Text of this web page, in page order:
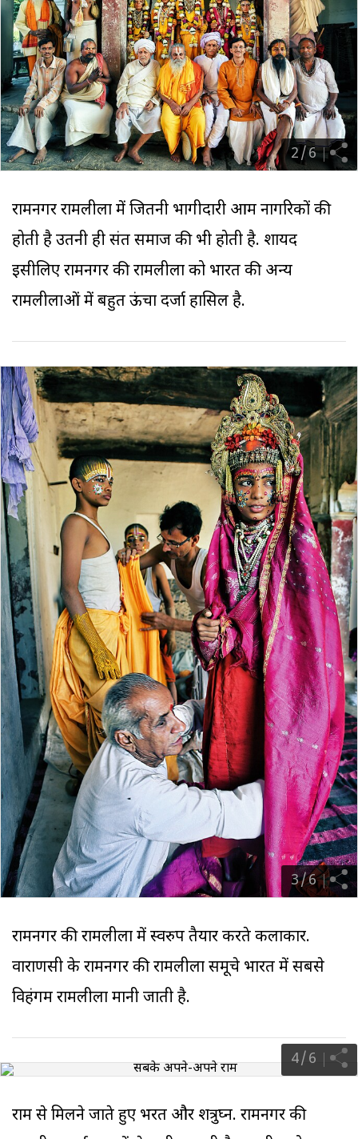
2/6
रामनगर रामलीला में जितनी भागीदारी आम नागरिकों की
होती है उतनी ही संत समाज की भी होती है. शायद
इसीलिए रामनगर की रामलीला को भारत की अन्य
रामलीलाओं में बहुत ऊंचा दर्जा हासिल है.
3/6
रामनगर की रामलीला में स्वरुप तैयार करते कलाकार.
वाराणसी के रामनगर की रामलीला समूचे भारत में सबसे
विहंगम रामलीला मानी जाती है.
4/6
राम से मिलने जाते हुए भरत और शत्रुघ्न. रामनगर की